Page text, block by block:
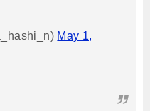
May 1,